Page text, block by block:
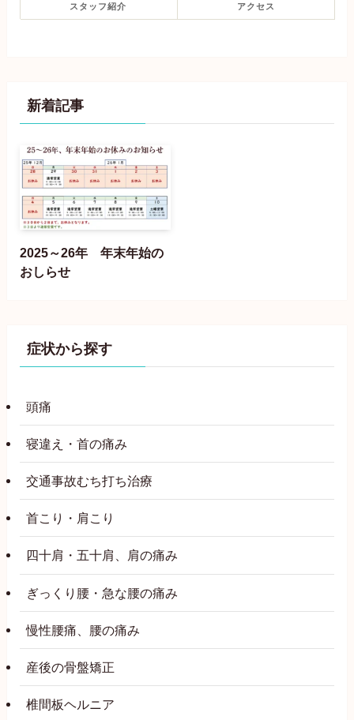
スタッフ紹介 アクセス
新着記事
2025～26年 年末年始の
おしらせ
症状から探す
頭痛
寝違え・首の痛み
交通事故むち打ち治療
首こり・肩こり
四十肩・五十肩、肩の痛み
ぎっくり腰・急な腰の痛み
慢性腰痛、腰の痛み
産後の骨盤矯正
椎間板ヘルニア